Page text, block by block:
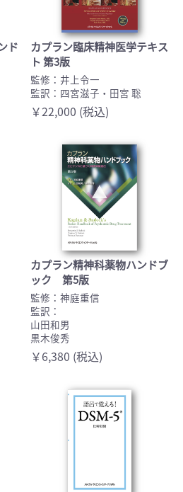
ド
カプラン臨床精神医学テキス
ト 第3版
監修：井上令一
監訳：四宮滋子・田宮 聡
￥22,000 (税込)
カプラン精神科薬物ハンドブ
ック 第5版
監修：神庭重信
監訳：
山田和男
黒木俊秀
￥6,380 (税込)